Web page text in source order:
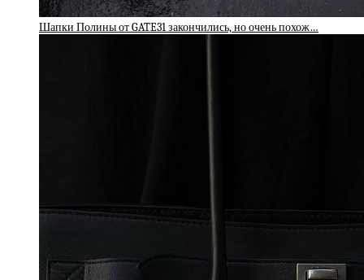
Шапки Полины от GATE31 закончились, но очень похож…